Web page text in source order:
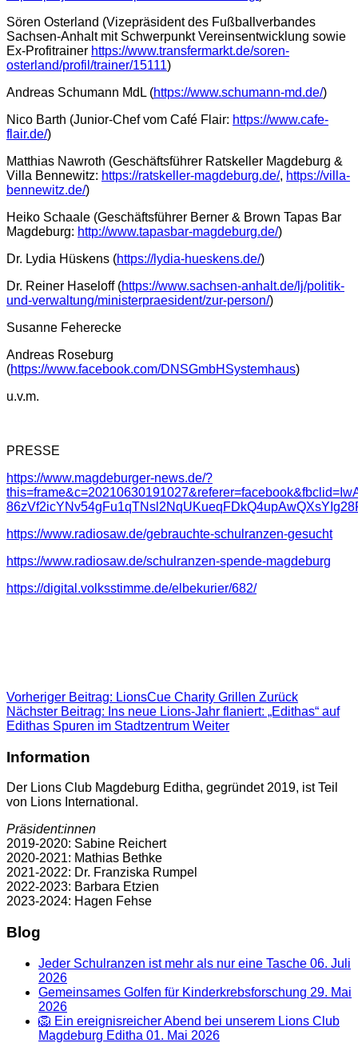
Sören Osterland (Vizepräsident des Fußballverbandes
Sachsen-Anhalt mit Schwerpunkt Vereinsentwicklung sowie
Ex-Profitrainer https://www.transfermarkt.de/soren-
osterland/profil/trainer/15111)
Andreas Schumann MdL (https://www.schumann-md.de/)
Nico Barth (Junior-Chef vom Café Flair: https://www.cafe-
flair.de/)
Matthias Nawroth (Geschäftsführer Ratskeller Magdeburg &
Villa Bennewitz: https://ratskeller-magdeburg.de/, https://villa-
bennewitz.de/)
Heiko Schaale (Geschäftsführer Berner & Brown Tapas Bar
Magdeburg: http://www.tapasbar-magdeburg.de/)
Dr. Lydia Hüskens (https://lydia-hueskens.de/)
Dr. Reiner Haseloff (https://www.sachsen-anhalt.de/lj/politik-
und-verwaltung/ministerpraesident/zur-person/)
Susanne Feherecke
Andreas Roseburg
(https://www.facebook.com/DNSGmbHSystemhaus)
u.v.m.
PRESSE
https://www.magdeburger-news.de/?
https://www.radiosaw.de/gebrauchte-schulranzen-gesucht
https://www.radiosaw.de/schulranzen-spende-magdeburg
https://digital.volksstimme.de/elbekurier/682/
Vorheriger Beitrag: LionsCue Charity Grillen Zurück
Nächster Beitrag: Ins neue Lions-Jahr flaniert: „Edithas“ auf
Edithas Spuren im Stadtzentrum Weiter
Information
Der Lions Club Magdeburg Editha, gegründet 2019, ist Teil
von Lions International.
Präsident:innen
2019-2020: Sabine Reichert
2020-2021: Mathias Bethke
2021-2022: Dr. Franziska Rumpel
2022-2023: Barbara Etzien
2023-2024: Hagen Fehse
Blog
Jeder Schulranzen ist mehr als nur eine Tasche 06. Juli
2026
Gemeinsames Golfen für Kinderkrebsforschung 29. Mai
2026
🦁 Ein ereignisreicher Abend bei unserem Lions Club
Magdeburg Editha 01. Mai 2026